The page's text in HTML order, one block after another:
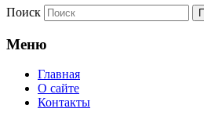
Поиск
Меню
Главная
О сайте
Контакты